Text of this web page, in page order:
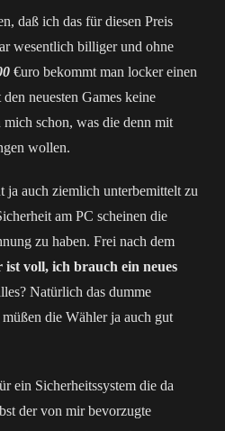
daß ich das für diesen Preis
wesentlich billiger und ohne
€uro bekommt man locker einen
neuesten Games keine
schon, was die denn mit
wollen.
auch ziemlich unterbemittelt zu
am PC scheinen die
zu haben. Frei nach dem
ist voll, ich brauch ein neues
Natürlich das dumme
die Wähler ja auch gut
ein Sicherheitssystem die da
der von mir bevorzugte